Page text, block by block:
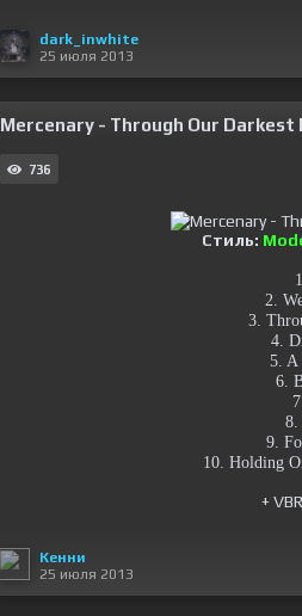
dark_inwhite
25 июля 2013
Mercenary - Through Our Darkest
736
Стиль:
2.
3.
4.
5. A
6.
8.
9.
10. Holding
+
Кенни
25 июля 2013